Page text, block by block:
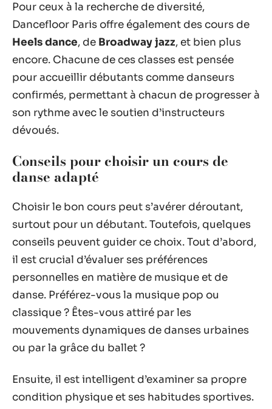
Pour ceux à la recherche de diversité,
Dancefloor Paris offre également des cours de
Heels dance, de Broadway jazz, et bien plus
encore. Chacune de ces classes est pensée
pour accueillir débutants comme danseurs
confirmés, permettant à chacun de progresser à
son rythme avec le soutien d’instructeurs
dévoués.
Conseils pour choisir un cours de
danse adapté
Choisir le bon cours peut s’avérer déroutant,
surtout pour un débutant. Toutefois, quelques
conseils peuvent guider ce choix. Tout d’abord,
il est crucial d’évaluer ses préférences
personnelles en matière de musique et de
danse. Préférez-vous la musique pop ou
classique ? Êtes-vous attiré par les
mouvements dynamiques de danses urbaines
ou par la grâce du ballet ?
Ensuite, il est intelligent d’examiner sa propre
condition physique et ses habitudes sportives.